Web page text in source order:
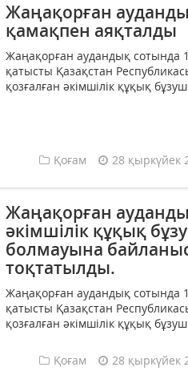
Жаңақорған
қамақпен аяқталды
Жаңақорған аудандық сотында
қатысты Қазақстан
қозғалған әкімшілік құқық
Қоғам 28 қыркүйек
Жаңақорған
әкiмшiлiк құқық
болмауына
тоқтатылды.
Жаңақорған аудандық сотында
қатысты Қазақстан
қозғалған әкімшілік құқық
Қоғам 28 қыркүйек